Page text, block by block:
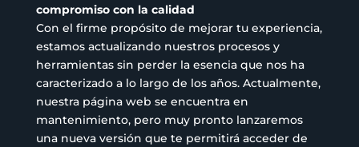
compromiso con la calidad
Con el firme propósito de mejorar tu experiencia,
estamos actualizando nuestros procesos y
herramientas sin perder la esencia que nos ha
caracterizado a lo largo de los años. Actualmente,
nuestra página web se encuentra en
mantenimiento, pero muy pronto lanzaremos
una nueva versión que te permitirá acceder de